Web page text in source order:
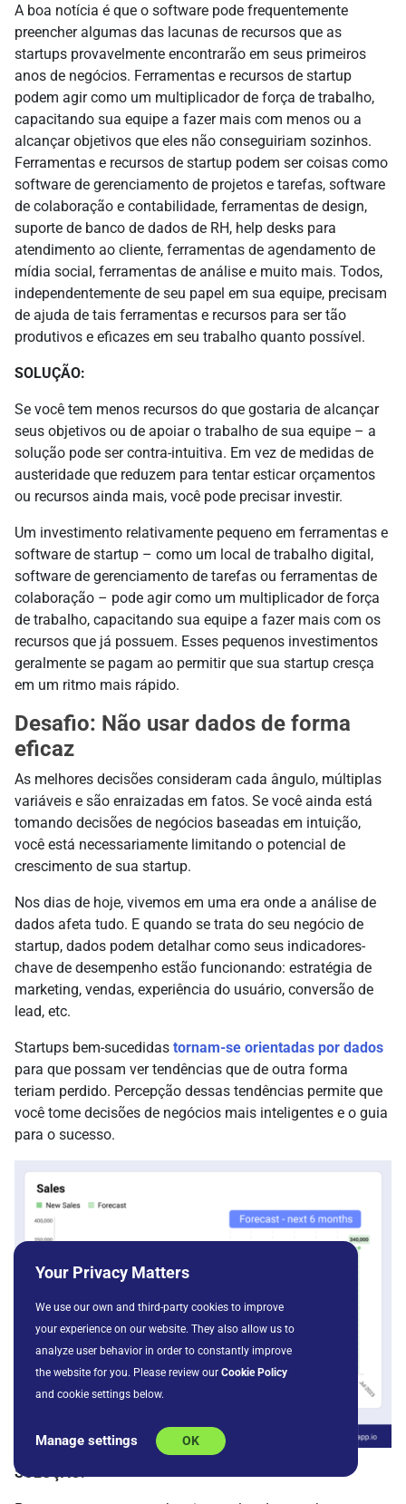
A boa notícia é que o software pode frequentemente
preencher algumas das lacunas de recursos que as
startups provavelmente encontrarão em seus primeiros
anos de negócios. Ferramentas e recursos de startup
podem agir como um multiplicador de força de trabalho,
capacitando sua equipe a fazer mais com menos ou a
alcançar objetivos que eles não conseguiriam sozinhos.
Ferramentas e recursos de startup podem ser coisas como
software de gerenciamento de projetos e tarefas, software
de colaboração e contabilidade, ferramentas de design,
suporte de banco de dados de RH, help desks para
atendimento ao cliente, ferramentas de agendamento de
mídia social, ferramentas de análise e muito mais. Todos,
independentemente de seu papel em sua equipe, precisam
de ajuda de tais ferramentas e recursos para ser tão
produtivos e eficazes em seu trabalho quanto possível.
SOLUÇÃO:
Se você tem menos recursos do que gostaria de alcançar
seus objetivos ou de apoiar o trabalho de sua equipe – a
solução pode ser contra-intuitiva. Em vez de medidas de
austeridade que reduzem para tentar esticar orçamentos
ou recursos ainda mais, você pode precisar investir.
Um investimento relativamente pequeno em ferramentas e
software de startup – como um local de trabalho digital,
software de gerenciamento de tarefas ou ferramentas de
colaboração – pode agir como um multiplicador de força
de trabalho, capacitando sua equipe a fazer mais com os
recursos que já possuem. Esses pequenos investimentos
geralmente se pagam ao permitir que sua startup cresça
em um ritmo mais rápido.
Desafio: Não usar dados de forma
eficaz
As melhores decisões consideram cada ângulo, múltiplas
variáveis e são enraizadas em fatos. Se você ainda está
tomando decisões de negócios baseadas em intuição,
você está necessariamente limitando o potencial de
crescimento de sua startup.
Nos dias de hoje, vivemos em uma era onde a análise de
dados afeta tudo. E quando se trata do seu negócio de
startup, dados podem detalhar como seus indicadores-
chave de desempenho estão funcionando: estratégia de
marketing, vendas, experiência do usuário, conversão de
lead, etc.
Startups bem-sucedidas tornam-se orientadas por dados
para que possam ver tendências que de outra forma
teriam perdido. Percepção dessas tendências permite que
você tome decisões de negócios mais inteligentes e o guia
para o sucesso.
SOLUÇÃO:
Your Privacy Matters
We use our own and third-party cookies to improve
your experience on our website. They also allow us to
analyze user behavior in order to constantly improve
the website for you. Please review our Cookie Policy
and cookie settings below.
Manage settings OK